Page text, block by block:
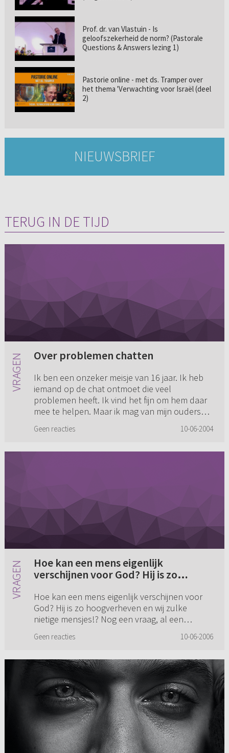
Prof. dr. van Vlastuin - Is
geloofszekerheid de norm? (Pastorale
Questions & Answers lezing 1)
Pastorie online - met ds. Tramper over
het thema 'Verwachting voor Israël (deel
2)
NIEUWSBRIEF
TERUG IN DE TIJD
Over problemen chatten
Ik ben een onzeker meisje van 16 jaar. Ik heb
iemand op de chat ontmoet die veel
problemen heeft. Ik vind het fijn om hem daar
mee te helpen. Maar ik mag van mijn ouders
Geen reacties 10-06-2004
Hoe kan een mens eigenlijk
verschijnen voor God? Hij is zo
mensjes!? (...)
Hoe kan een mens eigenlijk verschijnen voor
God? Hij is zo hoogverheven en wij zulke
nietige mensjes!? Nog een vraag, al een
maar het bidden gaat zo v...
Geen reacties 10-06-2006